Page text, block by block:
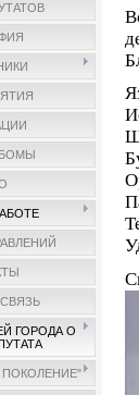
ГОРОДА О